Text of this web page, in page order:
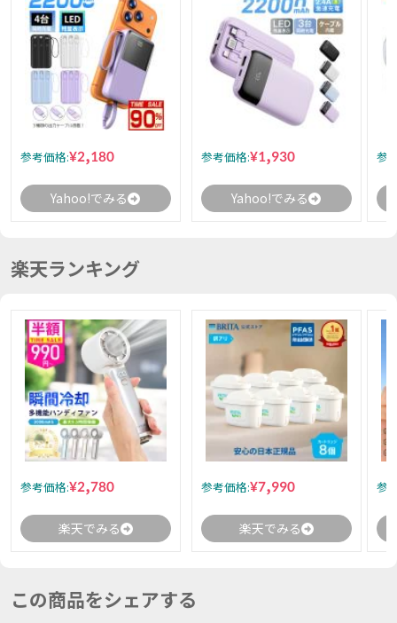
参考価格:¥2,180
Yahoo!でみる
参考価格:¥1,930
Yahoo!でみる
参
楽天ランキング
参考価格:¥2,780
楽天でみる
参考価格:¥7,990
楽天でみる
参
この商品をシェアする